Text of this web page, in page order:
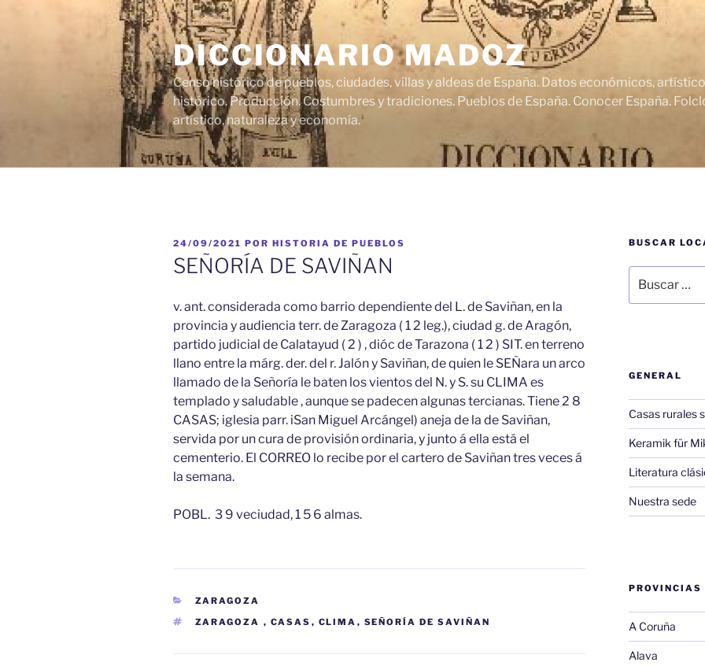
DICCIONARIO MADOZ
Censo histórico de pueblos, ciudades, villas y aldeas de España. Datos económicos,
histórico. Producción. Costumbres y tradiciones. Pueblos de España. Conocer España.
artístico, naturaleza y economía.
PUBLICADO
EL
24/09/2021 POR HISTORIA DE PUEBLOS
SEÑORÍA DE SAVIÑAN
v. ant. considerada como barrio dependiente del L. de Saviñan, en la
provincia y audiencia terr. de Zaragoza ( 1 2 leg.), ciudad g. de Aragón,
partido judicial de Calatayud ( 2 ) , dióc de Tarazona ( 1 2 ) SIT. en terreno
llano entre la márg. der. del r. Jalón y Saviñan, de quien le SEÑara un arco
llamado de la Señoría le baten los vientos del N. y S. su CLIMA es
templado y saludable , aunque se padecen algunas tercianas. Tiene 2 8
CASAS; iglesia parr. iSan Miguel Arcángel) aneja de la de Saviñan,
servida por un cura de provisión ordinaria, y junto á ella está el
cementerio. El CORREO lo recibe por el cartero de Saviñan tres veces á
la semana.
POBL. 3 9 veciudad, 1 5 6 almas.
CATEGORÍAS
ZARAGOZA
ETIQUETAS
ZARAGOZA , CASAS , CLIMA , SEÑORÍA DE SAVIÑAN
BUSCAR
por:
GENERAL
Casas rurales
Keramik für
Literatura
Nuestra sede
PROVINCIAS
A Coruña
Alava